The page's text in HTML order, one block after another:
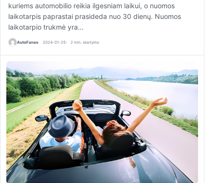
kuriems automobilio reikia ilgesniam laikui, o nuomos
laikotarpis paprastai prasideda nuo 30 dienų. Nuomos
laikotarpio trukmė yra…
AutoFanas 2024-01-25 2 min. skaitymo